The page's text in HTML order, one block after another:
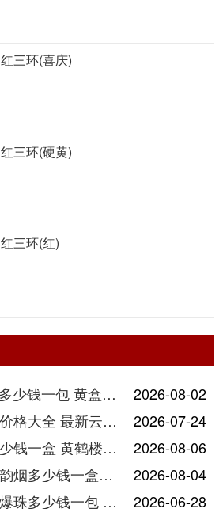
红三环(喜庆)
红三环(硬黄)
红三环(红)
黄盒中华细支3mg多少钱一包 黄盒中华细支3mg香烟价格查询
2026-08-02
云烟小熊猫系列烟价格大全 最新云烟小熊猫图片报价
2026-07-24
黄鹤楼品道系列多少钱一盒 黄鹤楼品道系列香烟价格表图片
2026-08-06
云烟呼伦贝尔天之韵烟多少钱一盒中支价格
2026-08-04
黄山金皖细支玫瑰爆珠多少钱一包 黄山金皖细支玫瑰爆珠2025最新价格
2026-06-28